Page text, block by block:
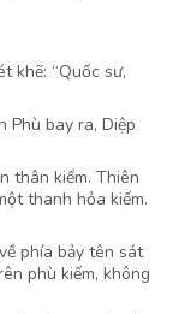
khẽ: “Quốc sư,
Phù bay ra, Diệp
thân kiếm. Thiên
thanh hỏa kiếm.
phía bảy tên sát
phù kiếm, không